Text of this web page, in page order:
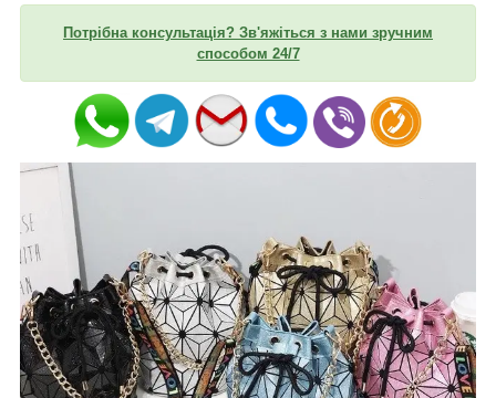
Потрібна консультація? Зв'яжіться з нами зручним
способом 24/7